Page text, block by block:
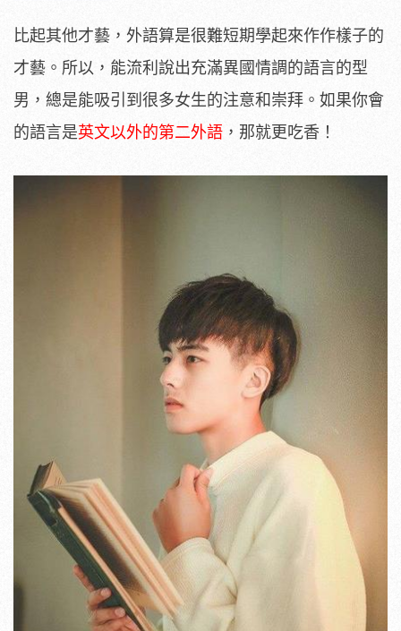
比起其他才藝，外語算是很難短期學起來作作樣子的
才藝。所以，能流利說出充滿異國情調的語言的型
男，總是能吸引到很多女生的注意和崇拜。如果你會
的語言是英文以外的第二外語 ，那就更吃香！